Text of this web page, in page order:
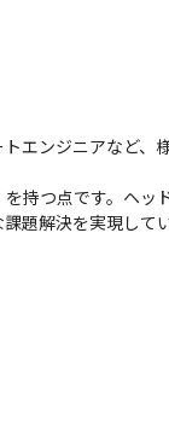
エンジニアなど、
持つ点です。ヘ
題解決を実現してい